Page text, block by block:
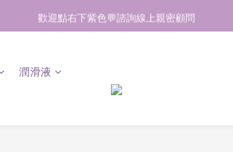
加入會員即享50元購物金  訂單商品好評再享30元購物金
歡迎點右下紫色💬諮詢線上親密顧問
潤滑液